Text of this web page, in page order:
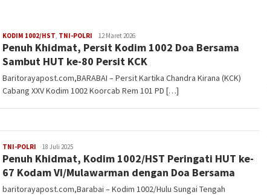
KODIM 1002/HST, TNI-POLRI Vananta
3264
12 Maret 2026
Penuh Khidmat, Persit Kodim 1002 Doa Bersama
Sambut HUT ke-80 Persit KCK
Baritorayapost.com,BARABAI – Persit Kartika Chandra Kirana (KCK)
Cabang XXV Kodim 1002 Koorcab Rem 101 PD […]
TNI-POLRI adminbrp
18 Juli 2025
Penuh Khidmat, Kodim 1002/HST Peringati HUT ke-
67 Kodam VI/Mulawarman dengan Doa Bersama
baritorayapost.com,Barabai – Kodim 1002/Hulu Sungai Tengah